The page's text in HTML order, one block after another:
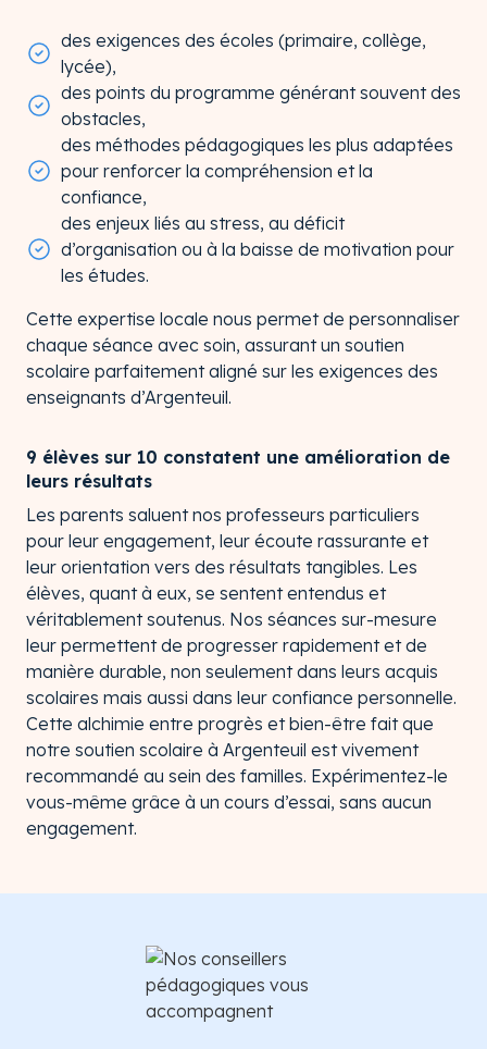
des exigences des écoles (primaire, collège,
lycée),
des points du programme générant souvent des
obstacles,
des méthodes pédagogiques les plus adaptées
pour renforcer la compréhension et la
confiance,
des enjeux liés au stress, au déficit
d’organisation ou à la baisse de motivation pour
les études.
Cette expertise locale nous permet de personnaliser
chaque séance avec soin, assurant un soutien
scolaire parfaitement aligné sur les exigences des
enseignants d’Argenteuil.
9 élèves sur 10 constatent une amélioration de
leurs résultats
Les parents saluent nos professeurs particuliers
pour leur engagement, leur écoute rassurante et
leur orientation vers des résultats tangibles. Les
élèves, quant à eux, se sentent entendus et
véritablement soutenus. Nos séances sur-mesure
leur permettent de progresser rapidement et de
manière durable, non seulement dans leurs acquis
scolaires mais aussi dans leur confiance personnelle.
Cette alchimie entre progrès et bien-être fait que
notre soutien scolaire à Argenteuil est vivement
recommandé au sein des familles. Expérimentez-le
vous-même grâce à un cours d’essai, sans aucun
engagement.